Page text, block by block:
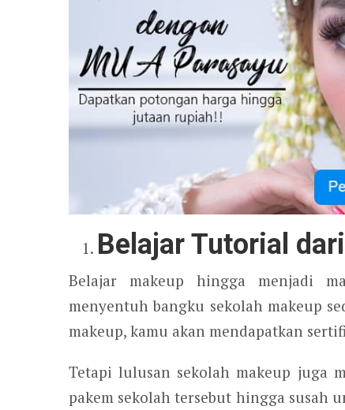
Belajar Tutorial
Belajar makeup hingga menjadi
menyentuh bangku sekolah makeup
makeup, kamu akan mendapatkan
Tetapi lulusan sekolah makeup juga
pakem sekolah tersebut hingga susah